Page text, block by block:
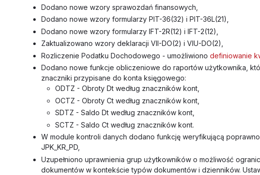
Dodano nowe wzory sprawozdań finansowych,
Dodano nowe wzory formularzy PIT-36(32) i PIT-36L(21),
Dodano nowe wzory formularzy IFT-2R(12) i IFT-2(12),
Zaktualizowano wzory deklaracji VII-DO(2) i VIU-DO(2),
Rozliczenie Podatku Dochodowego - umożliwiono definiowanie
Dodano nowe funkcje obliczeniowe do raportów użytkownika,
znaczniki przypisane do konta księgowego:
ODTZ - Obroty Dt według znaczników kont,
OCTZ - Obroty Ct według znaczników kont,
SDTZ - Saldo Dt według znaczników kont,
SCTZ - Saldo Ct według znaczników kont.
W module kontroli danych dodano funkcję weryfikującą
JPK_KR_PD,
Uzupełniono uprawnienia grup użytkowników o możliwość
dokumentów w kontekście typów dokumentów i dzienników.